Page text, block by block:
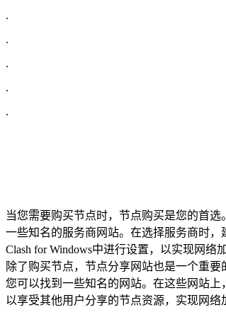
.
.
.
.
.
当您需要购买节点时，节点购买是您的首
一些知名的服务商网站。在选择服务商时
Clash for Windows中进行设置，以实现网络
除了购买节点，节点分享网站也是一个重
您可以找到一些知名的网站。在这些网站上
以享受其他用户分享的节点资源，实现网络